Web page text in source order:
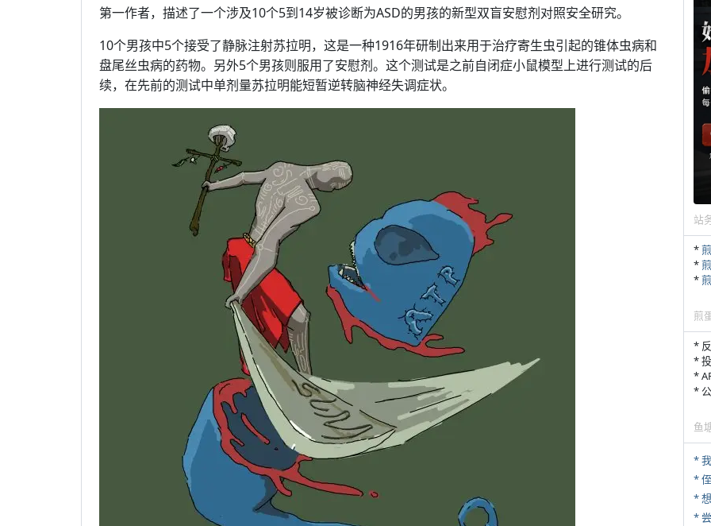
第一作者，描述了一个涉及10个5到14岁被诊断为ASD的男孩的新型双盲安慰剂对照安全研究。
10个男孩中5个接受了静脉注射苏拉明，这是一种1916年研制出来用于治疗寄生虫引起的锥体虫病和
盘尾丝虫病的药物。另外5个男孩则服用了安慰剂。这个测试是之前自闭症小鼠模型上进行测试的后
续，在先前的测试中单剂量苏拉明能短暂逆转脑神经失调症状。
站
*
*
*
煎
*
*
*
*
鱼
*
*
*
*